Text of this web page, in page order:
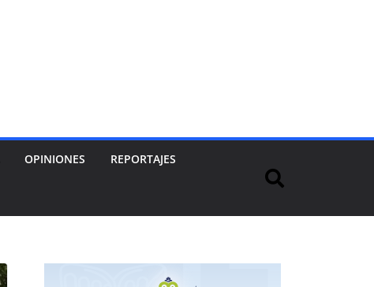
OPINIONES REPORTAJES